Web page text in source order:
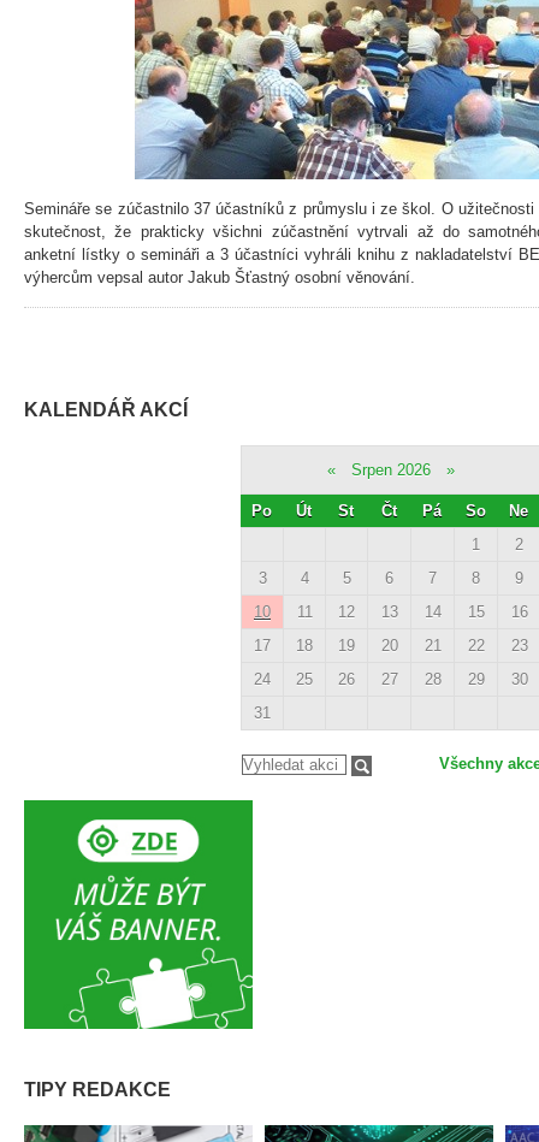
Semináře se zúčastnilo 37 účastníků z průmyslu i ze škol. O
skutečnost, že prakticky všichni zúčastnění vytrvali až do
anketní lístky o semináři a 3 účastníci vyhráli knihu z nakladatelství
výhercům vepsal autor Jakub Šťastný osobní věnování.
KALENDÁŘ AKCÍ
« Srpen 2026 »
Po Út St Čt Pá So
Ne
1
2
3
4 5 6 7 8
9
10
11 12 13 14 15
16
17
18 19 20 21 22
23
24
25 26 27 28 29
30
31
Všechny
TIPY REDAKCE